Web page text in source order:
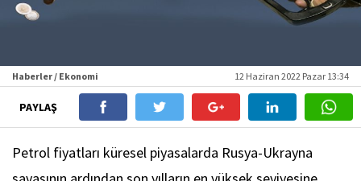
Haberler / Ekonomi 12 Haziran 2022 Pazar 13:34
PAYLAŞ
Petrol fiyatları küresel piyasalarda Rusya-Ukrayna